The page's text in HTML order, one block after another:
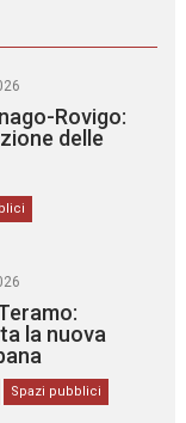
Rovigo:
delle
la nuova
Spazi pubblici